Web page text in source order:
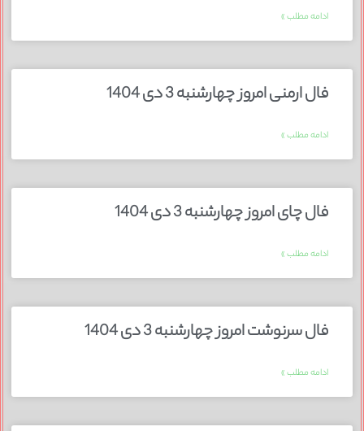
ادامه مطلب »
فال ارمنی امروز چهارشنبه 3 دی 1404
ادامه مطلب »
فال چای امروز چهارشنبه 3 دی 1404
ادامه مطلب »
فال سرنوشت امروز چهارشنبه 3 دی 1404
ادامه مطلب »